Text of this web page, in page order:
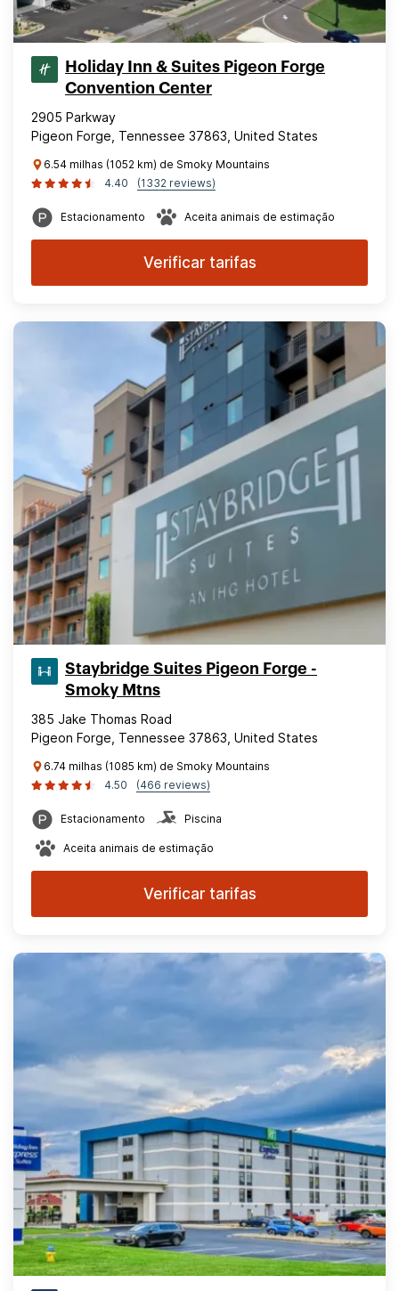
Holiday Inn & Suites Pigeon Forge
Convention Center
2905 Parkway
Pigeon Forge, Tennessee 37863, United States
6.54 milhas (1052 km) de Smoky Mountains
4.40
(1332 reviews)
Estacionamento Aceita animais de estimação
Verificar tarifas
Staybridge Suites Pigeon Forge -
Smoky Mtns
385 Jake Thomas Road
Pigeon Forge, Tennessee 37863, United States
6.74 milhas (1085 km) de Smoky Mountains
4.50
(466 reviews)
Estacionamento Piscina
Aceita animais de estimação
Verificar tarifas